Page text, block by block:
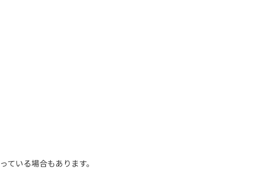
いる場合もあります。